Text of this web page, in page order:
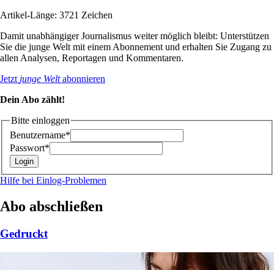
Artikel-Länge: 3721 Zeichen
Damit unabhängiger Journalismus weiter möglich bleibt: Unterstützen
Sie die junge Welt mit einem Abonnement und erhalten Sie Zugang zu
allen Analysen, Reportagen und Kommentaren.
Jetzt junge Weltabonnieren
Dein Abo zählt!
Bitte einloggen
Benutzername*
Passwort*
Hilfe bei Einlog-Problemen
Abo abschließen
Gedruckt